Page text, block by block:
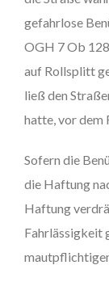
gefahrlose
OGH 7 Ob
auf Rollsplitt
ließ den
hatte, vor dem
Sofern die
die Haftung
Haftung
Fahrlässigkeit